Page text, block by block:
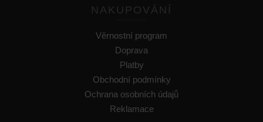
NAKUPOVÁNÍ
Věrnostní program
Doprava
Platby
Obchodní podmínky
Ochrana osobních údajů
Reklamace